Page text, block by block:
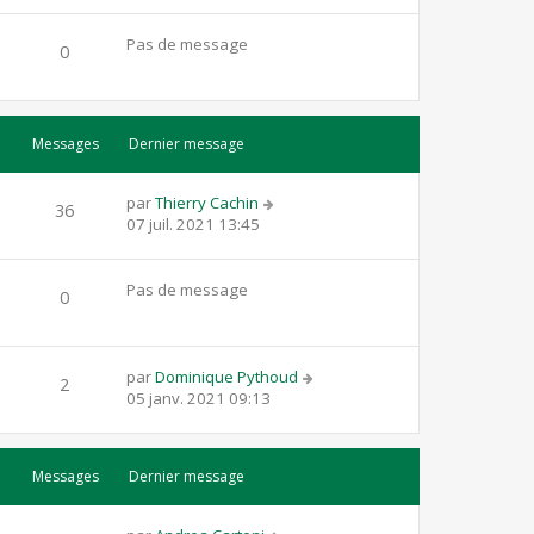
0 Pas de message
Messages Dernier message
36 parThierry Cachin
07 juil. 2021 13:45
0 Pas de message
2 parDominique Pythoud
05 janv. 2021 09:13
Messages Dernier message